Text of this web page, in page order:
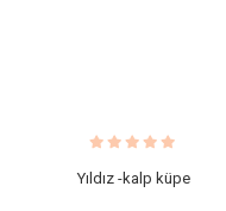
Yıldız -kalp küpe